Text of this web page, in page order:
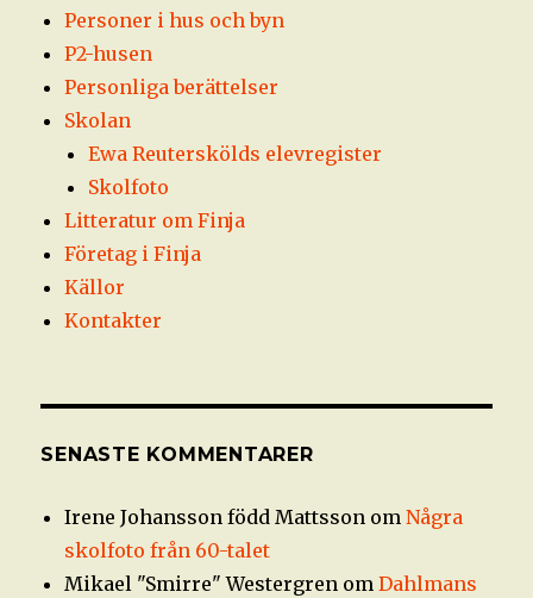
Personer i hus och byn
P2-husen
Personliga berättelser
Skolan
Ewa Reuterskölds elevregister
Skolfoto
Litteratur om Finja
Företag i Finja
Källor
Kontakter
SENASTE KOMMENTARER
Irene Johansson född Mattsson omNågra
skolfoto från 60-talet
Mikael "Smirre" Westergren omDahlmans